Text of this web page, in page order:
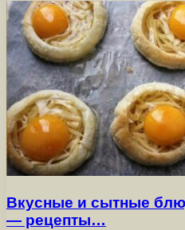
Вкусные и сытные
— рецепты…